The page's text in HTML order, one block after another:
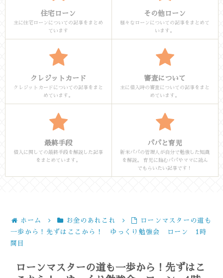
住宅ローン
主に住宅ローンについての記事をまとめ
ています
その他ローン
様々なローンについての記事をまとめて
います。
クレジットカード
クレジットカードについての記事をまと
めています。
審査について
主に借入時の審査についての記事をまと
めています。
最終手段
借入に関しての最終手段を解説した記事
をまとめています。
パパと育児
新米パパの管理人が自分で勉強した知識
を解説。 育児に臨むパパやママに読ん
でもらいたい記事です！
ホーム お金のあれこれ
ローンマスターの道も
一歩から！先ずはここから！ ゆっくり勉強会 ローン 1時
間目
ローンマスターの道も一歩から！先ずはこ